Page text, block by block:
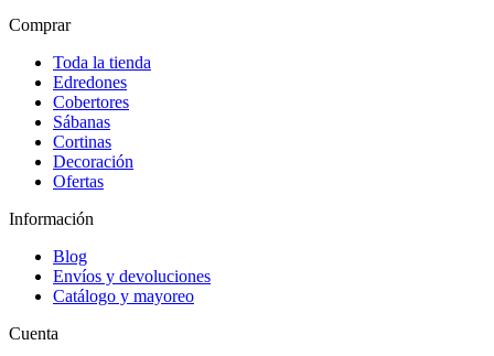
Comprar
Toda la tienda
Edredones
Cobertores
Sábanas
Cortinas
Decoración
Ofertas
Información
Blog
Envíos y devoluciones
Catálogo y mayoreo
Cuenta